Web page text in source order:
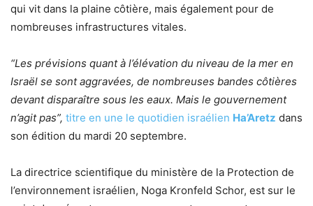
qui vit dans la plaine côtière, mais également pour de
nombreuses infrastructures vitales.
“Les prévisions quant à l’élévation du niveau de la mer en
Israël se sont aggravées, de nombreuses bandes côtières
devant disparaître sous les eaux. Mais le gouvernement
n’agit pas”, titre en une le quotidien israélien Ha’Aretz dans
son édition du mardi 20 septembre.
La directrice scientifique du ministère de la Protection de
l’environnement israélien, Noga Kronfeld Schor, est sur le